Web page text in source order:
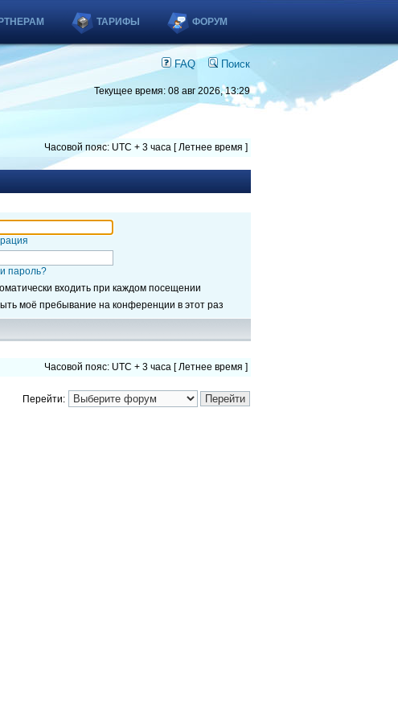
ТАРИФЫ ФОРУМ
FAQ Поиск
Текущее время: 08 авг 2026, 13:29
Часовой пояс: UTC + 3 часа [ Летнее время ]
пароль?
входить при каждом посещении
моё пребывание на конференции в этот раз
Часовой пояс: UTC + 3 часа [ Летнее время ]
Перейти: